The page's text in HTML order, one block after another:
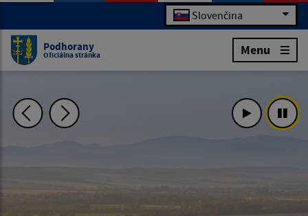
Slovenčina
Podhorany
Oficiálna stránka Menu